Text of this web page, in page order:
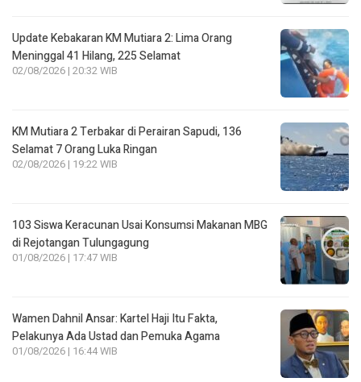
Update Kebakaran KM Mutiara 2: Lima Orang
Meninggal 41 Hilang, 225 Selamat
02/08/2026 | 20:32 WIB
KM Mutiara 2 Terbakar di Perairan Sapudi, 136
Selamat 7 Orang Luka Ringan
02/08/2026 | 19:22 WIB
103 Siswa Keracunan Usai Konsumsi Makanan MBG
di Rejotangan Tulungagung
01/08/2026 | 17:47 WIB
Wamen Dahnil Ansar: Kartel Haji Itu Fakta,
Pelakunya Ada Ustad dan Pemuka Agama
01/08/2026 | 16:44 WIB